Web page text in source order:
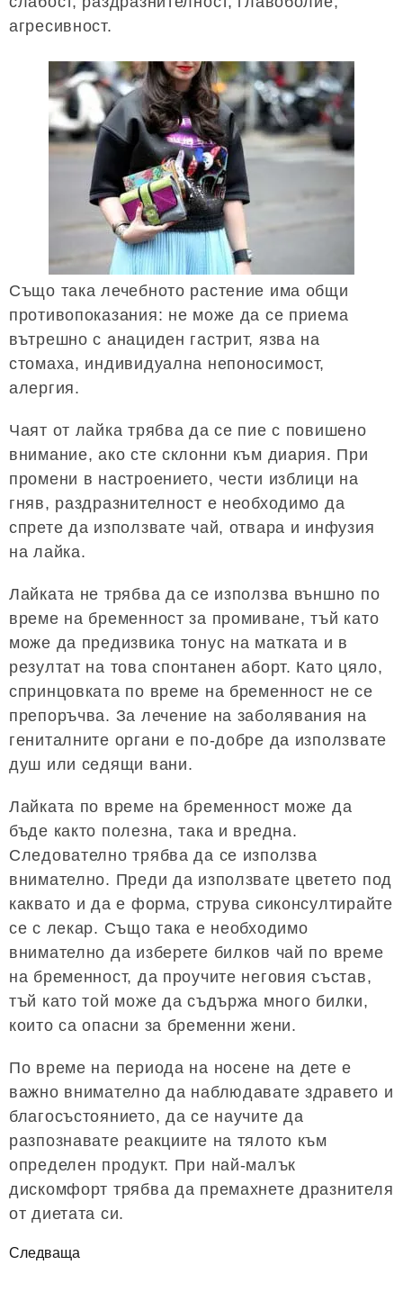
агресивност.
Също така лечебното растение има общи
противопоказания: не може да се приема
вътрешно с анациден гастрит, язва на
стомаха, индивидуална непоносимост,
алергия.
Чаят от лайка трябва да се пие с повишено
внимание, ако сте склонни към диария. При
промени в настроението, чести изблици на
гняв, раздразнителност е необходимо да
спрете да използвате чай, отвара и инфузия
на лайка.
Лайката не трябва да се използва външно по
време на бременност за промиване, тъй като
може да предизвика тонус на матката и в
резултат на това спонтанен аборт. Като цяло,
спринцовката по време на бременност не се
препоръчва. За лечение на заболявания на
гениталните органи е по-добре да използвате
душ или седящи вани.
Лайката по време на бременност може да
бъде както полезна, така и вредна.
Следователно трябва да се използва
внимателно. Преди да използвате цветето под
каквато и да е форма, струва сиконсултирайте
се с лекар. Също така е необходимо
внимателно да изберете билков чай ​​по време
на бременност, да проучите неговия състав,
тъй като той може да съдържа много билки,
които са опасни за бременни жени.
По време на периода на носене на дете е
важно внимателно да наблюдавате здравето и
благосъстоянието, да се научите да
разпознавате реакциите на тялото към
определен продукт. При най-малък
дискомфорт трябва да премахнете дразнителя
от диетата си.
Следваща